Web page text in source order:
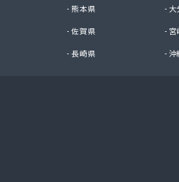
熊本県
大
佐賀県
長崎県
沖